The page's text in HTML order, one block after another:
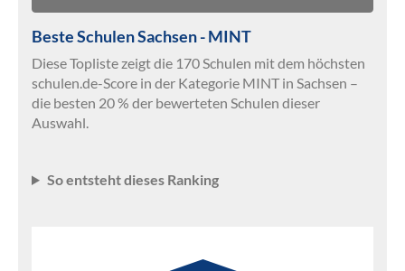
Beste Schulen Sachsen - MINT
Diese Topliste zeigt die 170 Schulen mit dem höchsten
schulen.de-Score in der Kategorie MINT in Sachsen –
die besten 20 % der bewerteten Schulen dieser
Auswahl.
So entsteht dieses Ranking